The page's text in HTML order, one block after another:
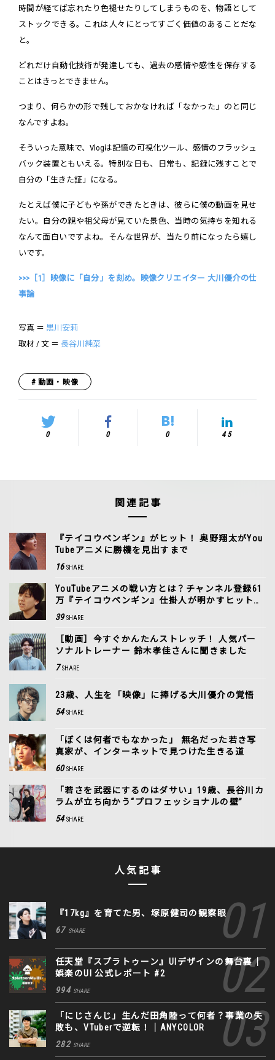
時間が経てば忘れたり色褪せたりしてしまうものを、物語として
ストックできる。これは人々にとってすごく価値のあることだな
と。
どれだけ自動化技術が発達しても、過去の感情や感性を保存する
ことはきっとできません。
つまり、何らかの形で残しておかなければ「なかった」のと同じ
なんですよね。
そういった意味で、Vlogは記憶の可視化ツール、感情のフラッシュ
バック装置ともいえる。特別な日も、日常も、記録に残すことで
自分の「生きた証」になる。
たとえば僕に子どもや孫ができたときは、彼らに僕の動画を見せ
たい。自分の親や祖父母が見ていた景色、当時の気持ちを知れる
なんて面白いですよね。そんな世界が、当たり前になったら嬉し
いです。
>>>［1］映像に「自分」を刻め。映像クリエイター 大川優介の仕
事論
写真 ＝ 黒川安莉
取材 / 文 ＝ 長谷川純菜
動画・映像
0 0 0 45
関連記事
『テイコウペンギン』がヒット！ 奥野翔太がYou
Tubeアニメに勝機を見出すまで
16 SHARE
YouTubeアニメの戦い方とは？チャンネル登録61
万『テイコウペンギン』仕掛人が明かすヒットの
裏側
39 SHARE
［動画］今すぐかんたんストレッチ！ 人気パー
ソナルトレーナー 鈴木孝佳さんに聞きました
7 SHARE
23歳、人生を「映像」に捧げる大川優介の覚悟
54 SHARE
「ぼくは何者でもなかった」 無名だった若き写
真家が、インターネットで見つけた生きる道
60 SHARE
「若さを武器にするのはダサい」19歳、長谷川カ
ラムが立ち向かう“プロフェッショナルの壁”
54 SHARE
人気記事
『17kg』を育てた男、塚原健司の観察眼
67 SHARE
任天堂『スプラトゥーン』UIデザインの舞台裏｜
娯楽のUI 公式レポート #2
994 SHARE
「にじさんじ」生んだ田角陸って何者？事業の失
敗も、VTuberで逆転！｜ANYCOLOR
282 SHARE